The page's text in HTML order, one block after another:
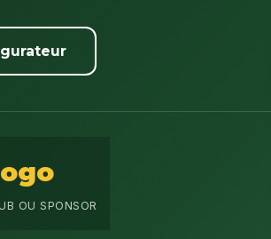
OU SPONSOR